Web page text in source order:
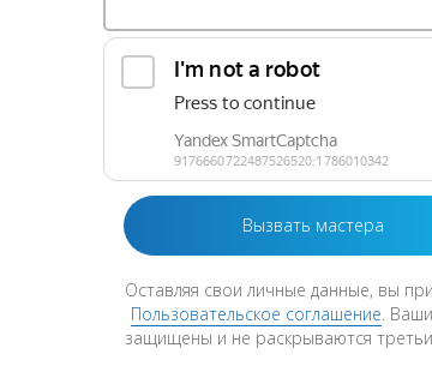
Оставляя свои личные данные, вы
Пользовательское соглашение.
защищены и не раскрываются